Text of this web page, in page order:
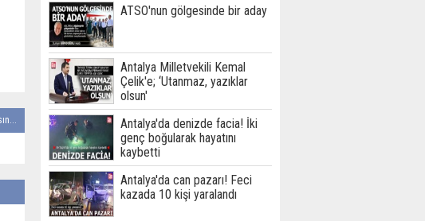
ATSO'nun gölgesinde bir aday
Antalya Milletvekili Kemal
Çelik'e; ‘Utanmaz, yazıklar
olsun'
Antalya'da denizde facia! İki
genç boğularak hayatını
kaybetti
Antalya'da can pazarı! Feci
kazada 10 kişi yaralandı